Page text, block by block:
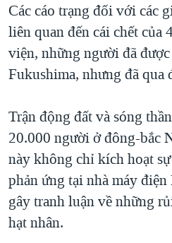
Các cáo trạng đối với các
liên quan đến cái chết của
viện, những người đã
Fukushima, nhưng đã qua
Trận động đất và sóng
20.000 người ở đông-bắc
này không chỉ kích hoạt
phản ứng tại nhà máy
gây tranh luận về những
hạt nhân.